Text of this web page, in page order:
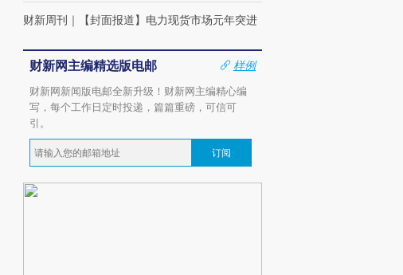
财新周刊 ｜ 【封面报道】电力现货市场元年突进
财新网主编精选版电邮
样例
财新网新闻版电邮全新升级！财新网主编精心编
写，每个工作日定时投递，篇篇重磅，可信可
引。
订阅